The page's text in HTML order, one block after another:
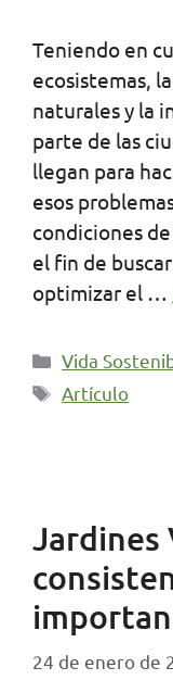
Teniendo en
ecosistemas,
naturales y la
parte de las
llegan para
esos
condiciones
el fin de
optimizar el …
Categorías
Vida
Etiquetas
Artículo
Jardines
24 de enero de